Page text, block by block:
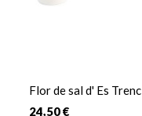
Flor de sal d' Es
24,50 €